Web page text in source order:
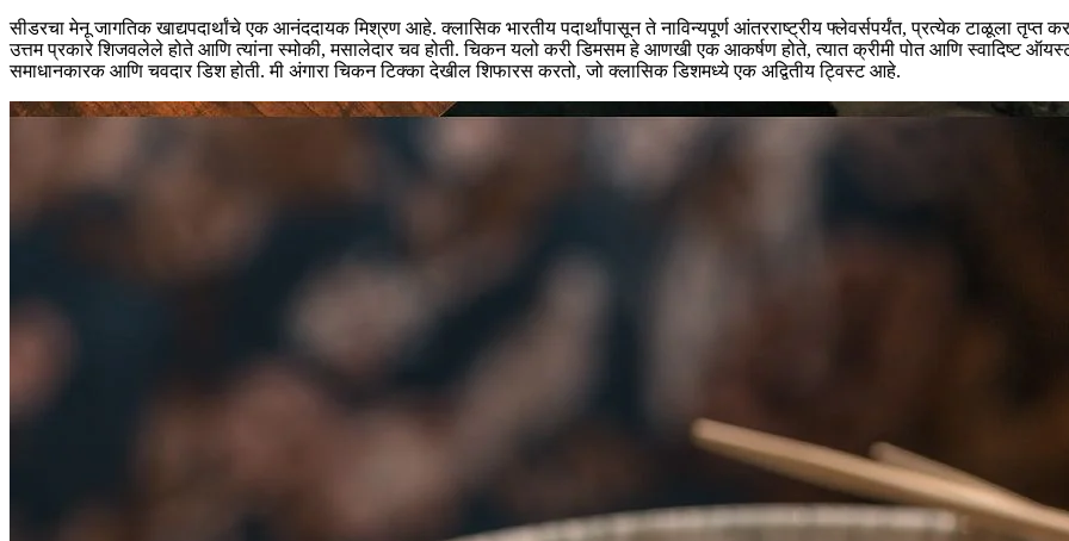
सीडरचा मेनू जागतिक खाद्यपदार्थांचे एक आनंददायक मिश्रण आहे. क्लासिक भारतीय पदार्थांपासून ते नाविन्यपूर्ण आंतरराष्ट्रीय फ्लेवर्सपर्यंत, प्रत्येक टाळूला तृप्त
उत्तम प्रकारे शिजवलेले होते आणि त्यांना स्मोकी, मसालेदार चव होती. चिकन यलो करी डिमसम हे आणखी एक आकर्षण होते, त्यात क्रीमी पोत आणि स्वादिष्ट
समाधानकारक आणि चवदार डिश होती. मी अंगारा चिकन टिक्का देखील शिफारस करतो, जो क्लासिक डिशमध्ये एक अद्वितीय ट्विस्ट आहे.